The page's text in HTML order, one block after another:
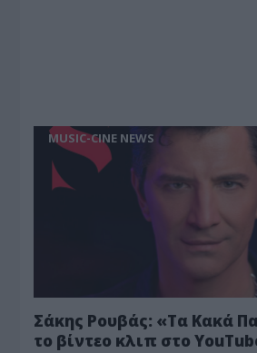
MUSIC-CINE NEWS
Σάκης Ρουβάς: «Τα Κακά
το βίντεο κλιπ στο